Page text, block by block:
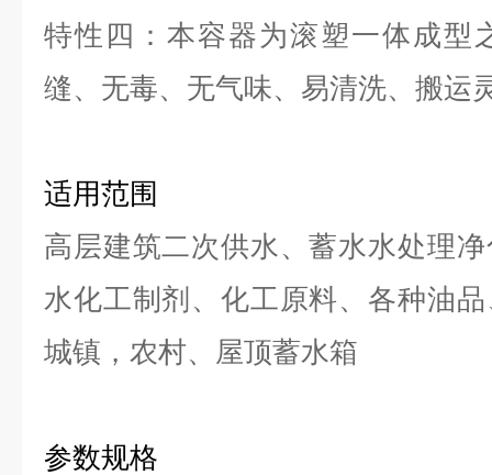
特性四：本容器为滚塑一体成型
缝、无毒、无气味、易清洗、搬运
适用范围
高层建筑二次供水、蓄水水处理
水化工制剂、化工原料、各种油
城镇，农村、屋顶蓄水箱
参数规格